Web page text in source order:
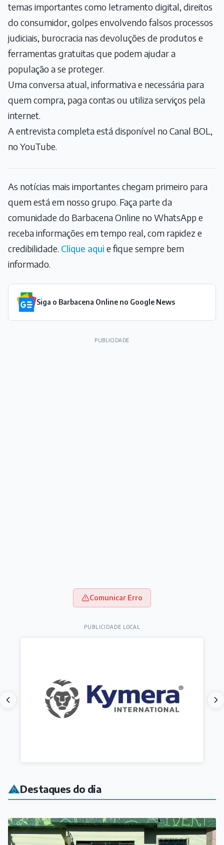
temas importantes como letramento digital, direitos
do consumidor, golpes envolvendo falsos processos
judiciais, burocracia nas devoluções de produtos e
ferramentas gratuitas que podem ajudar a
população a se proteger.
Uma conversa atual, informativa e necessária para
quem compra, paga contas ou utiliza serviços pela
internet.
A entrevista completa está disponível no Canal BOL,
no YouTube.
As notícias mais importantes chegam primeiro para
quem está em nosso grupo. Faça parte da
comunidade do Barbacena Online no WhatsApp e
receba informações em tempo real, com rapidez e
credibilidade. Clique aqui e fique sempre bem
informado.
Siga o Barbacena Online no Google News
PUBLICIDADE
Comunicar Erro
PUBLICIDADE LOCAL
Destaques do dia